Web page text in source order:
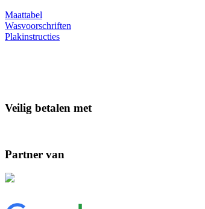
Maattabel
Wasvoorschriften
Plakinstructies
Veilig betalen met
Partner van